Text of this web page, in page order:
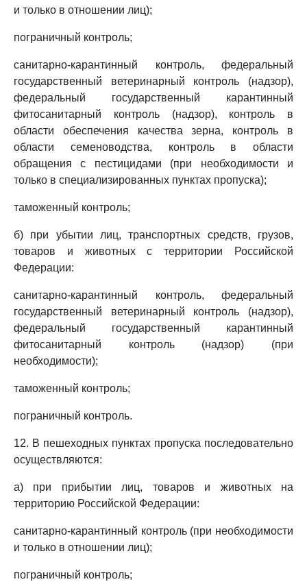
и только в отношении лиц);
пограничный контроль;
санитарно-карантинный контроль, федеральный
государственный ветеринарный контроль (надзор),
федеральный государственный карантинный
фитосанитарный контроль (надзор), контроль в
области обеспечения качества зерна, контроль в
области семеноводства, контроль в области
обращения с пестицидами (при необходимости и
только в специализированных пунктах пропуска);
таможенный контроль;
б) при убытии лиц, транспортных средств, грузов,
товаров и животных с территории Российской
Федерации:
санитарно-карантинный контроль, федеральный
государственный ветеринарный контроль (надзор),
федеральный государственный карантинный
фитосанитарный контроль (надзор) (при
необходимости);
таможенный контроль;
пограничный контроль.
12. В пешеходных пунктах пропуска последовательно
осуществляются:
а) при прибытии лиц, товаров и животных на
территорию Российской Федерации:
санитарно-карантинный контроль (при необходимости
и только в отношении лиц);
пограничный контроль;